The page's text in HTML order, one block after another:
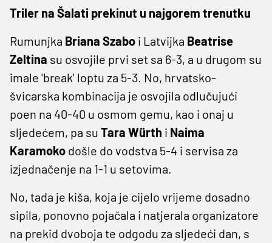
Triler na Šalati prekinut u najgorem trenutku
Rumunjka Briana Szabo i Latvijka Beatrise
Zeltina su osvojile prvi set sa 6-3, a u drugom su
imale 'break' loptu za 5-3. No, hrvatsko-
švicarska kombinacija je osvojila odlučujući
poen na 40-40 u osmom gemu, kao i onaj u
sljedećem, pa su Tara Würth i Naima
Karamoko došle do vodstva 5-4 i servisa za
izjednačenje na 1-1 u setovima.
No, tada je kiša, koja je cijelo vrijeme dosadno
sipila, ponovno pojačala i natjerala organizatore
na prekid dvoboja te odgodu za sljedeći dan, s